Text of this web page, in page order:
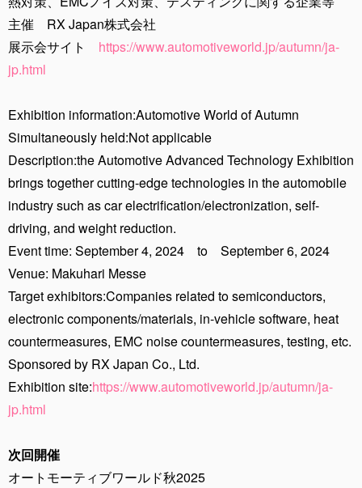
主催 RX Japan株式会社
展示会サイト https://www.automotiveworld.jp/autumn/ja-
jp.html
Exhibition information:Automotive World of Autumn
Simultaneously held:Not applicable
Description:the Automotive Advanced Technology Exhibition
brings together cutting-edge technologies in the automobile
industry such as car electrification/electronization, self-
driving, and weight reduction.
Event time: September 4, 2024 to September 6, 2024
Venue: Makuhari Messe
Target exhibitors:Companies related to semiconductors,
electronic components/materials, in-vehicle software, heat
countermeasures, EMC noise countermeasures, testing, etc.
Sponsored by RX Japan Co., Ltd.
Exhibition site:https://www.automotiveworld.jp/autumn/ja-
jp.html
次回開催
オートモーティブワールド秋2025